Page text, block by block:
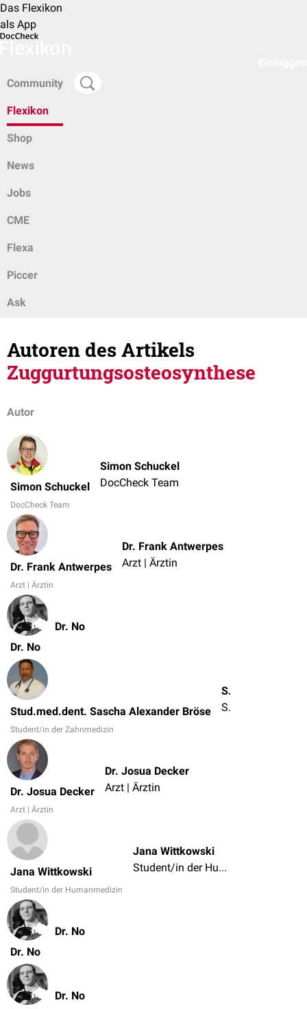
Das Flexikon
als App
Community
Flexikon
Shop
News
Jobs
CME
Flexa
Piccer
Ask
Autoren des Artikels
Zuggurtungsosteosynthese
Autor
Simon Schuckel
DocCheck Team
Simon Schuckel
DocCheck Team
Dr. Frank Antwerpes
Arzt | Ärztin
Dr. Frank Antwerpes
Arzt | Ärztin
Dr. No
Dr. No
Stud.med.dent. Sascha Alexander Bröse
Student/in der Zahnmedizin
Stud.med.dent. Sascha Alexander Bröse
Student/in der Zahnmedizin
Dr. Josua Decker
Arzt | Ärztin
Dr. Josua Decker
Arzt | Ärztin
Jana Wittkowski
Student/in der Humanmedizin
Jana Wittkowski
Student/in der Humanmedizin
Dr. No
Dr. No
Dr. No